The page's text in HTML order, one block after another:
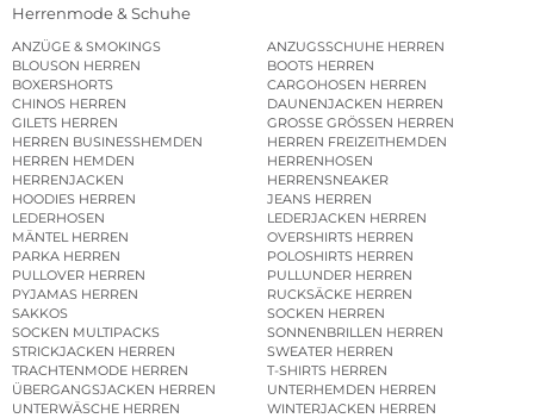
Herrenmode & Schuhe
ANZÜGE & SMOKINGS
ANZUGSSCHUHE HERREN
BLOUSON HERREN
BOOTS HERREN
BOXERSHORTS
CARGOHOSEN HERREN
CHINOS HERREN
DAUNENJACKEN HERREN
GILETS HERREN
GROSSE GRÖSSEN HERREN
HERREN BUSINESSHEMDEN
HERREN FREIZEITHEMDEN
HERREN HEMDEN
HERRENHOSEN
HERRENJACKEN
HERRENSNEAKER
HOODIES HERREN
JEANS HERREN
LEDERHOSEN
LEDERJACKEN HERREN
MÄNTEL HERREN
OVERSHIRTS HERREN
PARKA HERREN
POLOSHIRTS HERREN
PULLOVER HERREN
PULLUNDER HERREN
PYJAMAS HERREN
RUCKSÄCKE HERREN
SAKKOS
SOCKEN HERREN
SOCKEN MULTIPACKS
SONNENBRILLEN HERREN
STRICKJACKEN HERREN
SWEATER HERREN
TRACHTENMODE HERREN
T-SHIRTS HERREN
ÜBERGANGSJACKEN HERREN
UNTERHEMDEN HERREN
UNTERWÄSCHE HERREN
WINTERJACKEN HERREN